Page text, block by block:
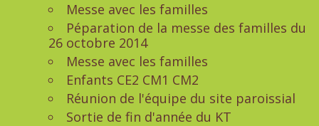
Messe avec les familles
Péparation de la messe des familles du
26 octobre 2014
Messe avec les familles
Enfants CE2 CM1 CM2
Réunion de l'équipe du site paroissial
Sortie de fin d'année du KT